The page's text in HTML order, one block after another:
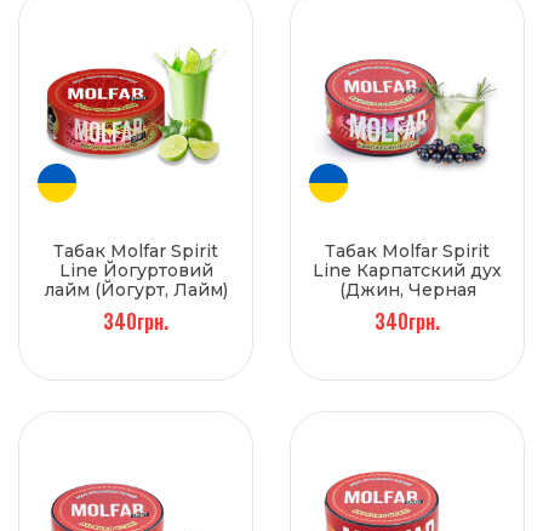
Табак Molfar Spirit
Line Йогуртовий
лайм (Йогурт, Лайм)
100 г
340грн.
Табак Molfar Spirit
Line Карпатский дух
(Джин, Черная
смородина, Ель) 100
г
340грн.